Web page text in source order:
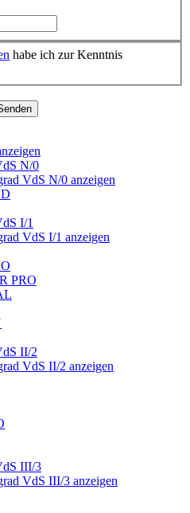
habe ich zur Kenntnis
N/0
VdS N/0 anzeigen
I/1
VdS I/1 anzeigen
PRO
II/2
VdS II/2 anzeigen
III/3
VdS III/3 anzeigen